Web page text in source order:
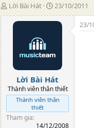
T
á
Lời Bài Hát
N
g
à
n
g
23/10/2011
Lời Bài Hát
Thành viên thân thiết
Thành viên thân
thiết
Tham gia
14/12/2008
23/